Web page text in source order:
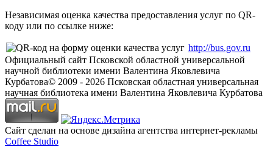
Независимая оценка качества предоставления услуг по QR-
коду или по ссылке ниже:
http://bus.gov.ru
Официальный сайт Псковской областной универсальной
научной библиотеки имени Валентина Яковлевича
Курбатова© 2009 - 2026 Псковская областная универсальная
научная библиотека имени Валентина Яковлевича Курбатова
Сайт сделан на основе дизайна агентства интернет-рекламы
Coffee Studio